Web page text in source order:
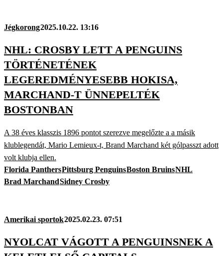
Jégkorong2025.10.22. 13:16
NHL: CROSBY LETT A PENGUINS
TÖRTÉNETÉNEK
LEGEREDMÉNYESEBB HOKISA,
MARCHAND-T ÜNNEPELTÉK
BOSTONBAN
A 38 éves klasszis 1896 pontot szerezve megelőzte a a másik
klublegendát, Mario Lemieux-t, Brand Marchand két gólpasszt adott
volt klubja ellen.
Florida PanthersPittsburg PenguinsBoston BruinsNHL
Brad MarchandSidney Crosby
Amerikai sportok2025.02.23. 07:51
NYOLCAT VÁGOTT A PENGUINSNEK A